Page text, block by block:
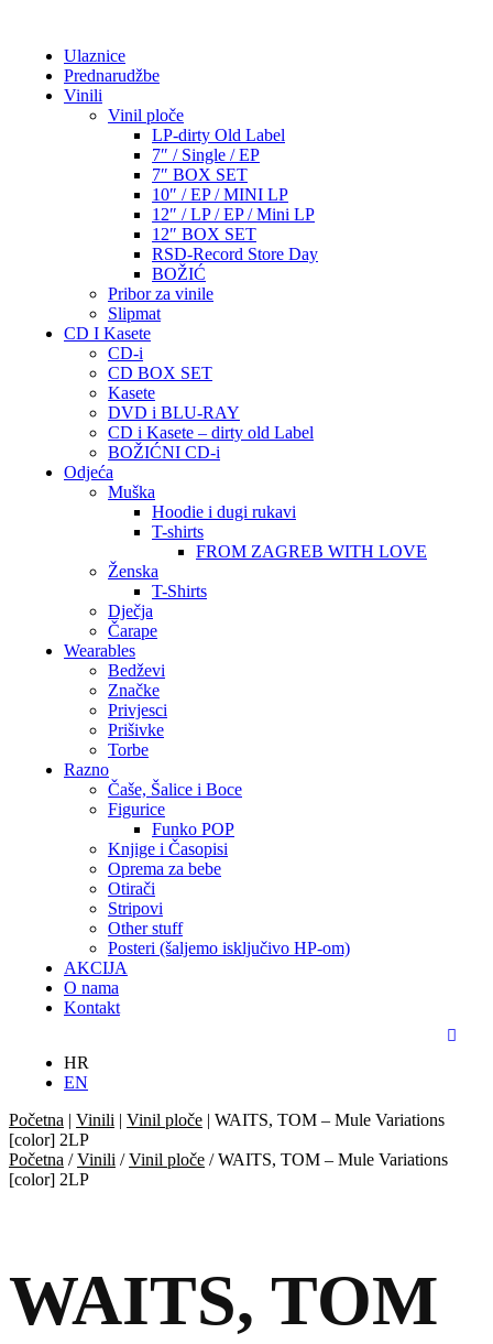
Ulaznice
Prednarudžbe
Vinili
Vinil ploče
LP-dirty Old Label
7″ / Single / EP
7″ BOX SET
10″ / EP / MINI LP
12″ / LP / EP / Mini LP
12″ BOX SET
RSD-Record Store Day
BOŽIĆ
Pribor za vinile
Slipmat
CD I Kasete
CD-i
CD BOX SET
Kasete
DVD i BLU-RAY
CD i Kasete – dirty old Label
BOŽIĆNI CD-i
Odjeća
Muška
Hoodie i dugi rukavi
T-shirts
FROM ZAGREB WITH LOVE
Ženska
T-Shirts
Dječja
Čarape
Wearables
Bedževi
Značke
Privjesci
Prišivke
Torbe
Razno
Čaše, Šalice i Boce
Figurice
Funko POP
Knjige i Časopisi
Oprema za bebe
Otirači
Stripovi
Other stuff
Posteri (šaljemo isključivo HP-om)
AKCIJA
O nama
Kontakt
HR
EN
Početna | Vinili | Vinil ploče | WAITS, TOM – Mule Variations
[color] 2LP
Početna /Vinili /Vinil ploče / WAITS, TOM – Mule Variations
[color] 2LP
WAITS, TOM